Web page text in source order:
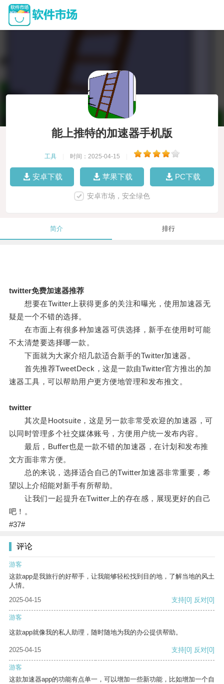
能上推特的加速器手机版
工具 时间：2025-04-15
安卓下载 苹果下载 PC下载
安卓市场，安全绿色
简介 排行
twitter免费加速器推荐
想要在Twitter上获得更多的关注和曝光，使用加速器无
疑是一个不错的选择。
在市面上有很多种加速器可供选择，新手在使用时可能
不太清楚要选择哪一款。
下面就为大家介绍几款适合新手的Twitter加速器。
首先推荐TweetDeck，这是一款由Twitter官方推出的加
速器工具，可以帮助用户更方便地管理和发布推文。
twitter
其次是Hootsuite，这是另一款非常受欢迎的加速器，可
以同时管理多个社交媒体账号，方便用户统一发布内容。
最后，Buffer也是一款不错的加速器，在计划和发布推
文方面非常方便。
总的来说，选择适合自己的Twitter加速器非常重要，希
望以上介绍能对新手有所帮助。
让我们一起提升在Twitter上的存在感，展现更好的自己
吧！。
#37#
评论
游客
这款app是我旅行的好帮手，让我能够轻松找到目的地，了解当地的风土
人情。
2025-04-15
支持[0] 反对[0]
游客
这款app就像我的私人助理，随时随地为我的办公提供帮助。
2025-04-15 支持[0] 反对[0]
游客
这款加速器app的功能有点单一，可以增加一些新功能，比如增加一个自